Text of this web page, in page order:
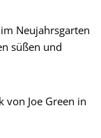
Neujahrsgarten
süßen und
Joe Green in